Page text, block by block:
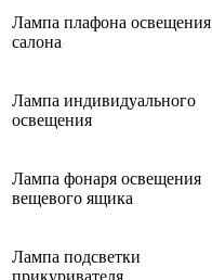
Лампа плафона освещения
салона
Лампа индивидуального
освещения
Лампа фонаря освещения
вещевого ящика
Лампа подсветки